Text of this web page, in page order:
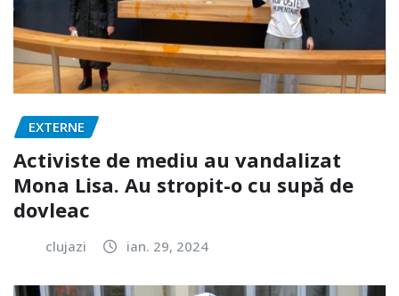
EXTERNE
Activiste de mediu au vandalizat
Mona Lisa. Au stropit-o cu supă de
dovleac
clujazi ian. 29, 2024